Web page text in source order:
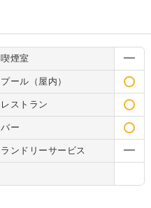
喫煙室
プール（屋内）
レストラン
バー
ランドリーサービス